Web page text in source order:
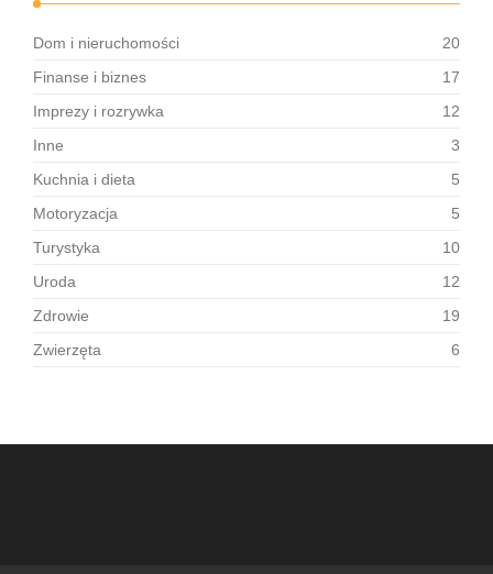
Dom i nieruchomości
20
Finanse i biznes
17
Imprezy i rozrywka
12
Inne
3
Kuchnia i dieta
5
Motoryzacja
5
Turystyka
10
Uroda
12
Zdrowie
19
Zwierzęta
6